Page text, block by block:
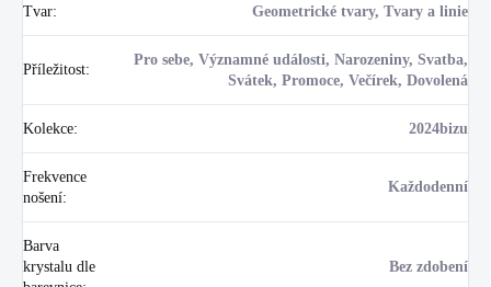
Tvar: Geometrické tvary, Tvary a linie
Příležitost:
Pro sebe, Významné události, Narozeniny, Svatba,
Svátek, Promoce, Večírek, Dovolená
Kolekce: 2024bizu
Frekvence
nošení:
Každodenní
Barva
krystalu dle
Bez zdobení